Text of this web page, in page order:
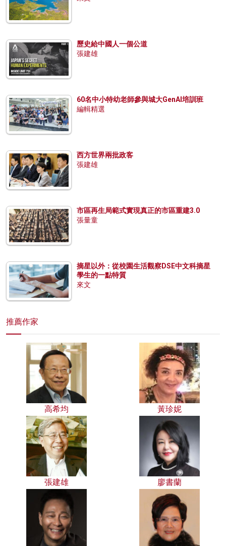
歷史給中國人一個公道
張建雄
60名中小特幼老師參與城大GenAI培訓班
編輯精選
西方世界兩批政客
張建雄
市區再生局範式實現真正的市區重建3.0
張量童
摘星以外：從校園生活觀察DSE中文科摘星
學生的一點特質
來文
推薦作家
高希均 黃珍妮
張建雄 廖書蘭